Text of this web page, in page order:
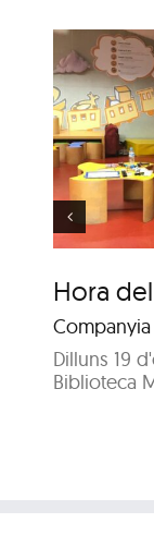
Hora
Companyia
Dilluns 19
Biblioteca